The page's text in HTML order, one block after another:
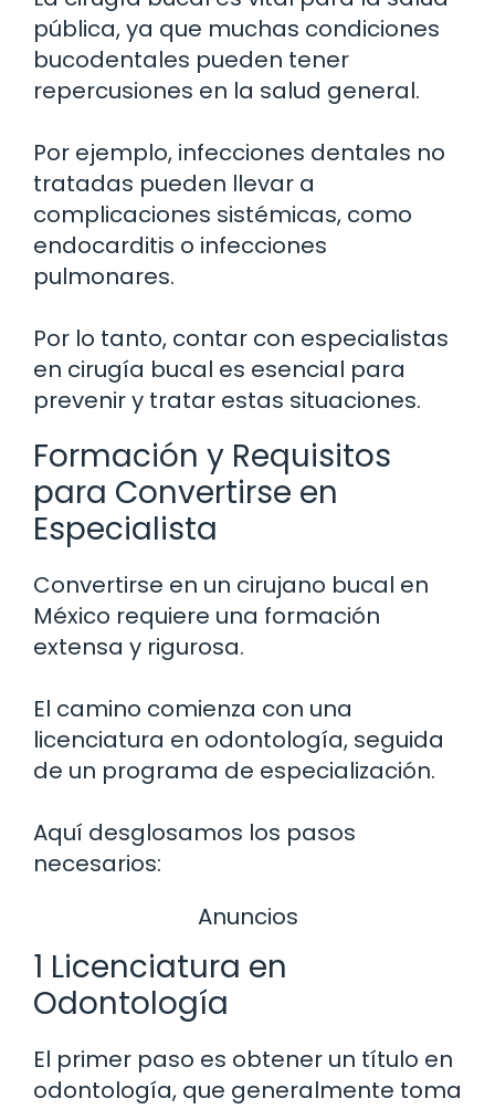
pública, ya que muchas condiciones
bucodentales pueden tener
repercusiones en la salud general.
Por ejemplo, infecciones dentales no
tratadas pueden llevar a
complicaciones sistémicas, como
endocarditis o infecciones
pulmonares.
Por lo tanto, contar con especialistas
en cirugía bucal es esencial para
prevenir y tratar estas situaciones.
Formación y Requisitos
para Convertirse en
Especialista
Convertirse en un cirujano bucal en
México requiere una formación
extensa y rigurosa.
El camino comienza con una
licenciatura en odontología, seguida
de un programa de especialización.
Aquí desglosamos los pasos
necesarios:
Anuncios
1 Licenciatura en
Odontología
El primer paso es obtener un título en
odontología, que generalmente toma